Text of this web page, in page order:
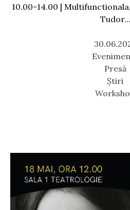
10.00-14.00 |
Tudor...
Presă
Știri